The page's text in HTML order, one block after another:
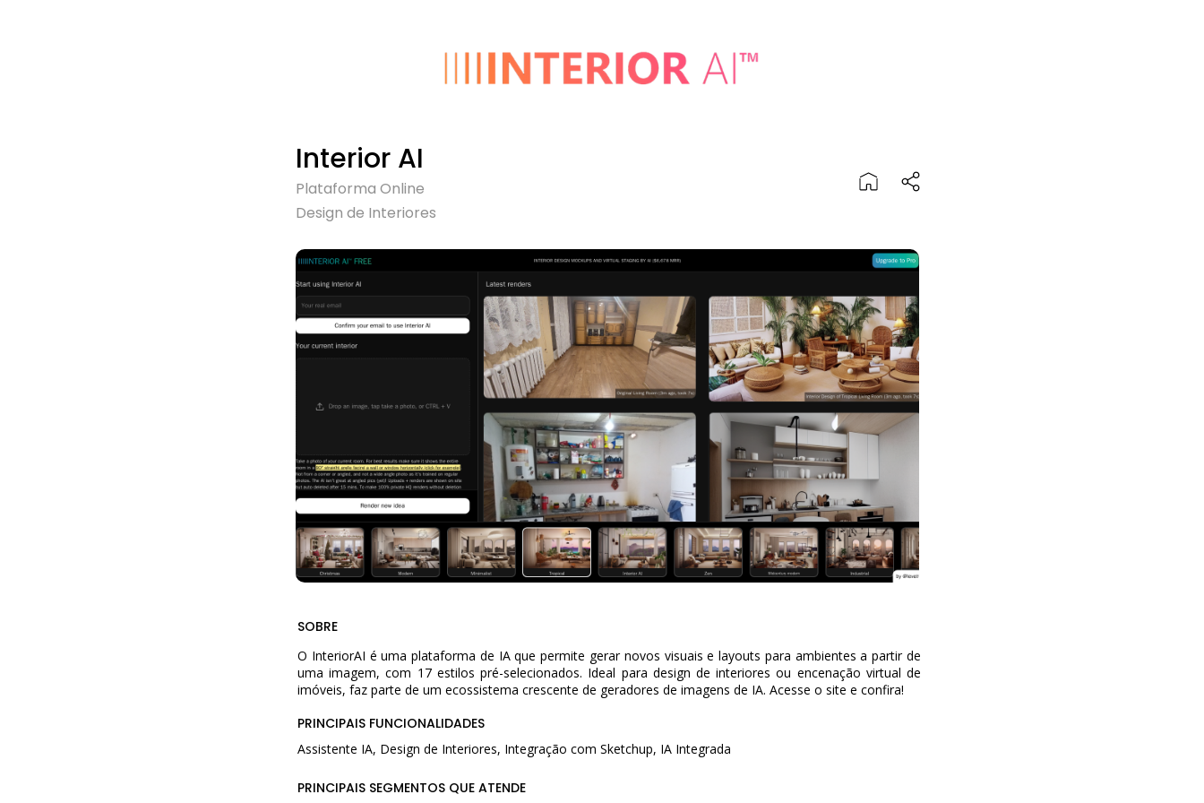
Interior AI
Plataforma Online
Design de Interiores
SOBRE
O InteriorAI é uma plataforma de IA que permite gerar novos visuais e layouts para ambientes a partir de
uma imagem, com 17 estilos pré-selecionados. Ideal para design de interiores ou encenação virtual de
imóveis, faz parte de um ecossistema crescente de geradores de imagens de IA. Acesse o site e confira!
PRINCIPAIS FUNCIONALIDADES
Assistente IA, Design de Interiores, Integração com Sketchup, IA Integrada
PRINCIPAIS SEGMENTOS QUE ATENDE